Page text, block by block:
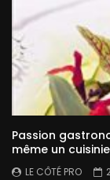
Passion
même un
LE CÔTÉ PRO